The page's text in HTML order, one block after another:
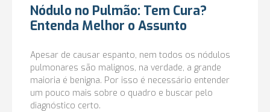
Nódulo no Pulmão: Tem Cura?
Entenda Melhor o Assunto
Apesar de causar espanto, nem todos os nódulos
pulmonares são malignos, na verdade, a grande
maioria é benigna. Por isso é necessário entender
um pouco mais sobre o quadro e buscar pelo
diagnóstico certo.